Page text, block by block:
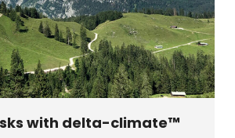
with delta-climate™